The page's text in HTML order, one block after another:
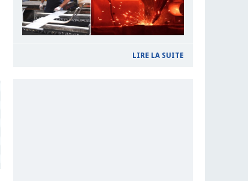
LIRE LA SUITE